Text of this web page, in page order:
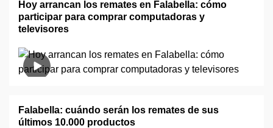
Hoy arrancan los remates en Falabella: cómo
participar para comprar computadoras y
televisores
Falabella: cuándo serán los remates de sus
últimos 10.000 productos